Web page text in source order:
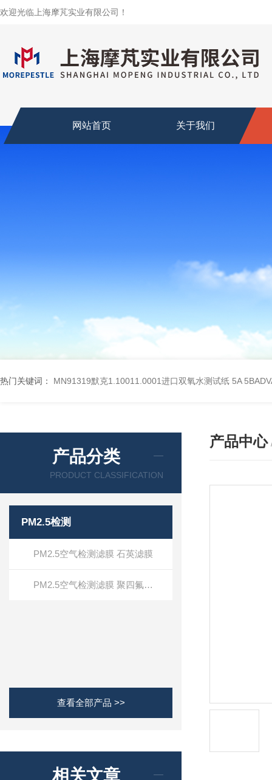
欢迎光临上海摩芃实业有限公司！
网站首页 关于我们
热门关键词： MN91319默克1.10011.0001进口双氧水测试纸 5A
产品分类
PRODUCT CLASSIFICATION
PM2.5检测
PM2.5空气检测滤膜 石英滤膜
PM2.5空气检测滤膜 聚四氟乙烯 PTFE
查看全部产品 >>
相关文章
产品中心